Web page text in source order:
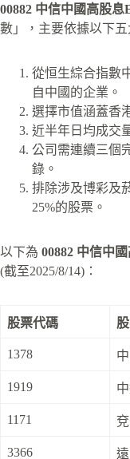
00882 中信中國高股息
數」，主要依據以下五
從恒生綜合指數
自中國的企業。
選擇市值涵蓋香
近半年日均成交
公司需連續三個
錄。
排除涉及博彩及
25%的股票。
以下為 00882 中信中
(截至2025/8/14)：
股票代碼
1378
1919
1171
3366